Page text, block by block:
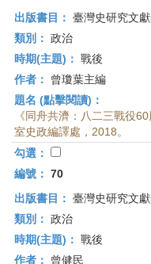
出版書目： 臺灣史研究文
類別： 政治
時期(主題)： 戰後
作者：
曾瓊葉主編
題名 (點擊閱讀)：
《同舟共濟：八二三戰役
室史政編譯處，2018。
勾選：
編號： 70
出版書目： 臺灣史研究文
類別： 政治
時期(主題)： 戰後
作者：
曾健民